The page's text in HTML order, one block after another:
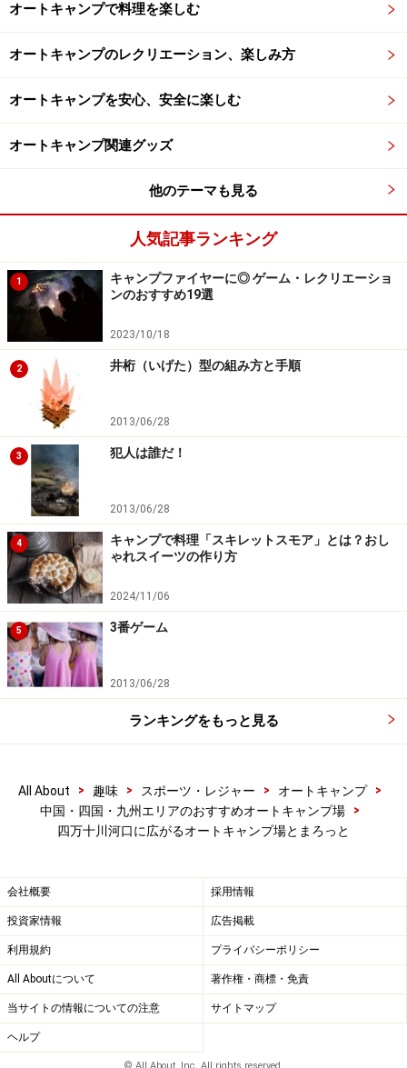
オートキャンプで料理を楽しむ
オートキャンプのレクリエーション、楽しみ方
オートキャンプを安心、安全に楽しむ
オートキャンプ関連グッズ
他のテーマも見る
人気記事ランキング
1
キャンプファイヤーに◎ ゲーム・レクリエーショ
ンのおすすめ19選
2023/10/18
2 井桁（いげた）型の組み方と手順
2013/06/28
3 犯人は誰だ！
2013/06/28
4
キャンプで料理「スキレットスモア」とは？おし
ゃれスイーツの作り方
2024/11/06
5 3番ゲーム
2013/06/28
ランキングをもっと見る
All About > 趣味 > スポーツ・レジャー > オートキャンプ
>
中国・四国・九州エリアのおすすめオートキャンプ場
>
四万十川河口に広がるオートキャンプ場とまろっと
会社概要 採用情報
投資家情報 広告掲載
利用規約 プライバシーポリシー
All Aboutについて 著作権・商標・免責
当サイトの情報についての注意 サイトマップ
ヘルプ